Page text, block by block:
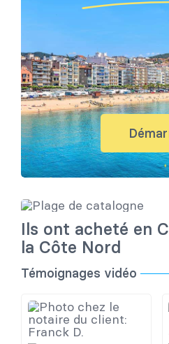
Ils ont acheté en
la Côte Nord​
Témoignages vidéo